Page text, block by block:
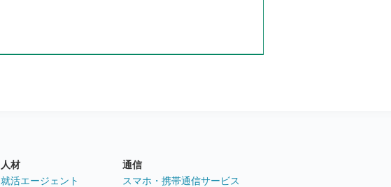
人材
就活エージェント
通信
スマホ・携帯通信サービス